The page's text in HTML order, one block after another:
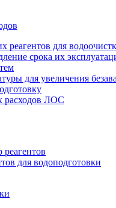
реагентов для
срока их
для увеличения
расходов ЛОС
для водоподготовки